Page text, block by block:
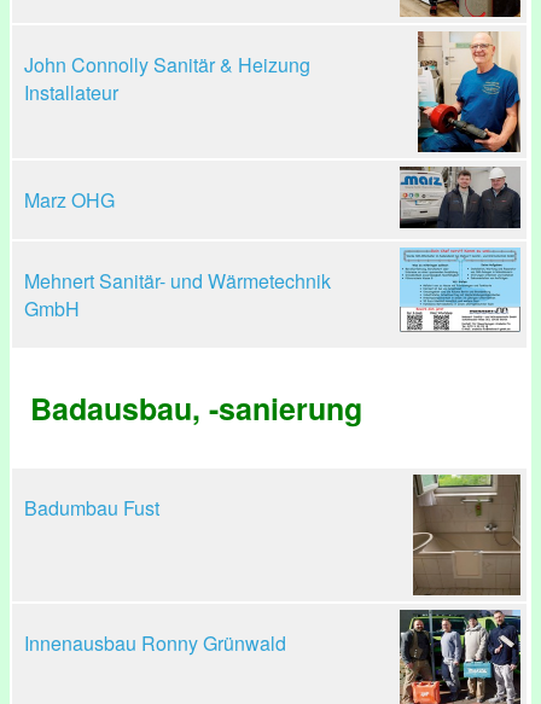
John Connolly Sanitär & Heizung
Installateur
Marz OHG
Mehnert Sanitär- und Wärmetechnik
GmbH
Badausbau, -sanierung
Badumbau Fust
Innenausbau Ronny Grünwald